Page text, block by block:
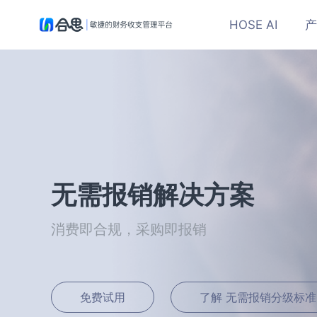
HOSE AI
无需报销解决方案
消费即合规，采购即报销
免费试用 了解 无需报销分级标准